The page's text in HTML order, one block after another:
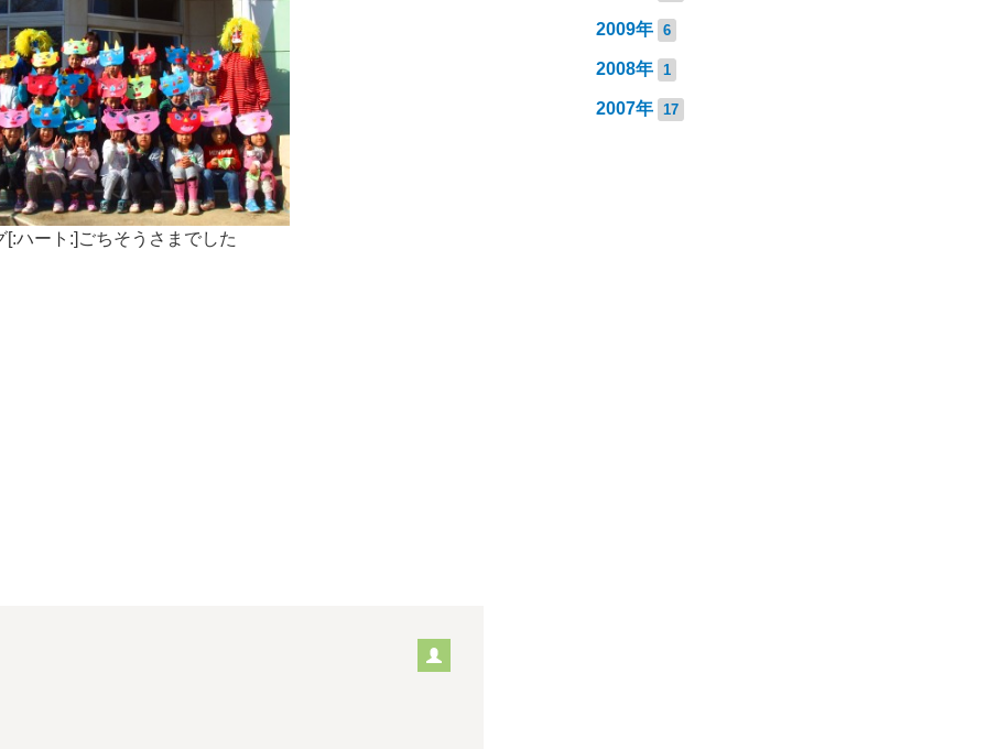
ハート:]ごちそうさまでした
2009年 6
2008年 1
2007年 17